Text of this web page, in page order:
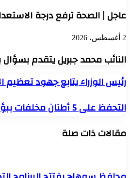
عاجل | الصحة ترفع درجة
2 أغسطس، 2026
النائب محمد جبريل يتقدم بسؤال
رئيس
الوزراء
جهود
من
رئيس الوزراء يتابع جهود
التحفظ
على
أطنان
التحفظ على 5 أطنان مخلفات ببؤرة لفرز القمامة بالإسكندرية
مقالات ذات صلة